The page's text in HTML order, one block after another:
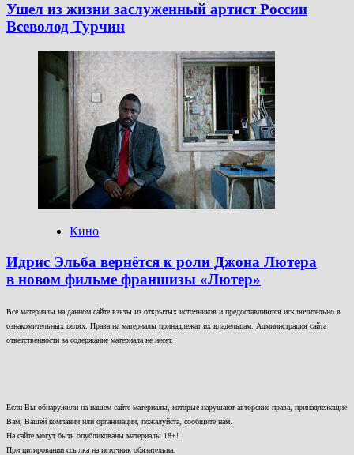
Ушел из жизни заслуженный артист России
Всеволод Турчин
Кино
Идрис Эльба вернётся к роли Джона Лютера
в новом фильме франшизы «Лютер»
Все материалы на данном сайте взяты из открытых источников и предоставляются исключительно в
ознакомительных целях. Права на материалы принадлежат их владельцам. Администрация сайта
ответственности за содержание материала не несет.
Если Вы обнаружили на нашем сайте материалы, которые нарушают авторские права, принадлежащие
Вам, Вашей компании или организации, пожалуйста, сообщите нам.
На сайте могут быть опубликованы материалы 18+!
При цитировании ссылка на источник обязательна.